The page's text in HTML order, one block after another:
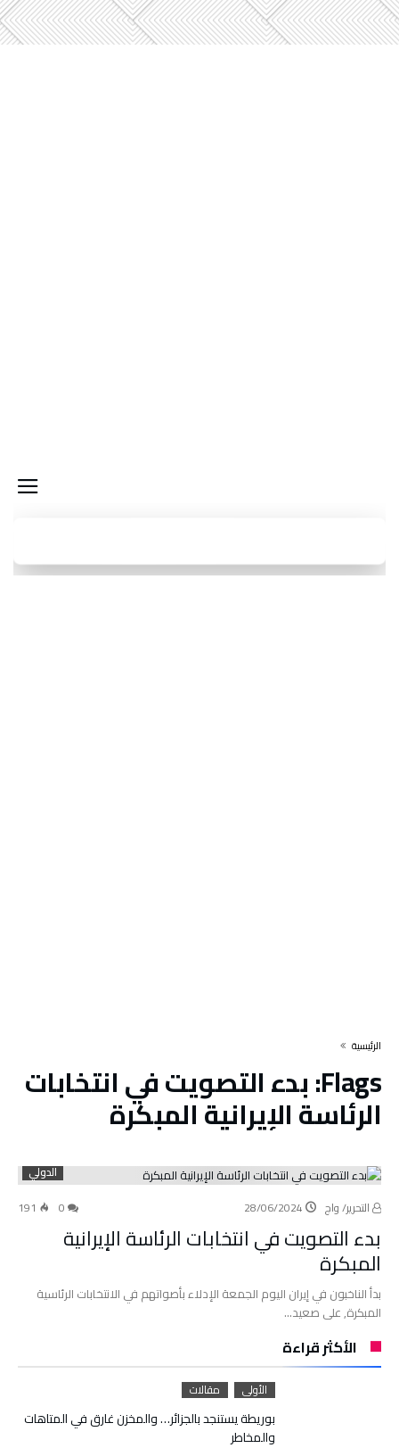
‫الرئيسية‬
Flags: بدء التصويت في انتخابات
الرئاسة الإيرانية المبكرة
الدولي
التحرير/ واج
28/06/2024
191
بدء التصويت في انتخابات الرئاسة الإيرانية
المبكرة
بدأ الناخبون في إيران اليوم الجمعة الإدلاء بأصواتهم في الانتخابات الرئاسية
المبكرة, على صعيد…
الأكثر قراءة
الأولى مقالات
بوريطة يستنجد بالجزائر… والمخزن غارق في المتاهات
والمخاطر